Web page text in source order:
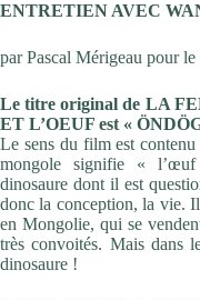
ENTRETIEN AVEC
par Pascal Mérigeau pour
Le titre original de LA
ET L’OEUF est «
Le sens du film est
mongole signifie «
dinosaure dont il est
donc la conception, la vie.
en Mongolie, qui se
très convoités. Mais dans
dinosaure !